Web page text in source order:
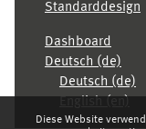
Diese Website
Standarddesign
Dashboard
Deutsch ‎(de)‎
Deutsch ‎(de)‎